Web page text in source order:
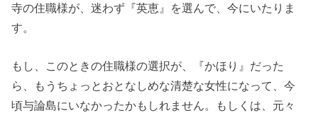
寺の住職様が、迷わず『英恵』を選んで、今にいたりま
す。
もし、このときの住職様の選択が、『かほり』だった
ら、もうちょっとおとなしめな清楚な女性になって、今
頃与論島にいなかったかもしれません。もしくは、元々